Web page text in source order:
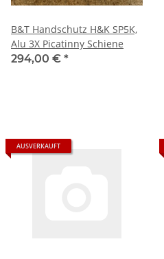
B&T Handschutz H&K SP5K,
Alu 3X Picatinny Schiene
294,00 € *
AUSVERKAUFT